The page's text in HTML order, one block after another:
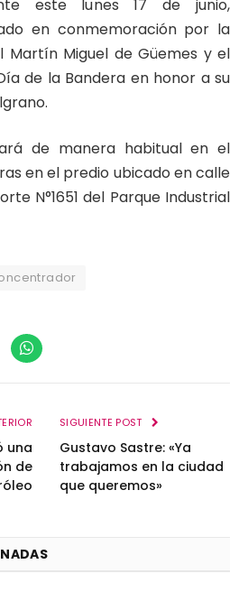
este lunes 17 de junio,
en conmemoración por la
Martín Miguel de Güemes y el
de la Bandera en honor a su
de manera habitual en el
en el predio ubicado en calle
N°1651 del Parque Industrial
WhatsApp
una
de
SIGUIENTE POST
Gustavo Sastre: «Ya
trabajamos en la ciudad
que queremos»